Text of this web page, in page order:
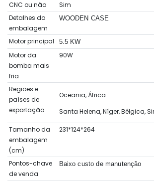
CNC ou não
Sim
Detalhes da
embalagem
WOODEN CASE
Motor principal 5.5 KW
Motor da
bomba mais
fria
90W
Regiões e
países de
exportação
Oceania, África
Santa Helena, Níger, Bélgica,
Tamanho da
embalagem
(cm)
231*124*264
Pontos-chave
de venda
Baixo custo de manutenção